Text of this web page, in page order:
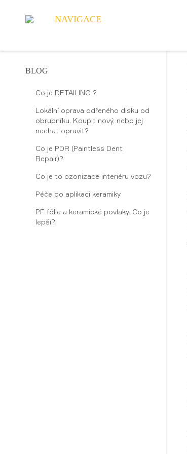
NAVIGACE
BLOG
Co je DETAILING ?
Lokální oprava odřeného disku od
obrubníku. Koupit nový, nebo jej
nechat opravit?
Co je PDR (Paintless Dent
Repair)?
Co je to ozonizace interiéru vozu?
Péče po aplikaci keramiky
PF fólie a keramické povlaky. Co je
lepší?